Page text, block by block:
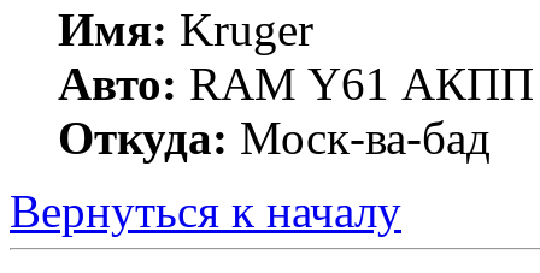
Имя: Kruger
Авто: RAM Y61 АКПП
Откуда: Моск-ва-бад
Вернуться к началу